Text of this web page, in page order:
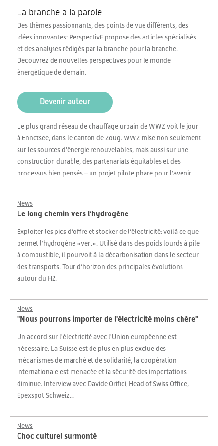
La branche a la parole
Des thèmes passionnants, des points de vue différents, des
idées innovantes: PerspectivE propose des articles spécialisés
et des analyses rédigés par la branche pour la branche.
Découvrez de nouvelles perspectives pour le monde
énergétique de demain.
Devenir auteur
Le plus grand réseau de chauffage urbain de WWZ voit le jour
à Ennetsee, dans le canton de Zoug. WWZ mise non seulement
sur les sources d'énergie renouvelables, mais aussi sur une
construction durable, des partenariats équitables et des
processus bien pensés – un projet pilote phare pour l'avenir...
News
Le long chemin vers l’hydrogène
Exploiter les pics d’offre et stocker de l’électricité: voilà ce que
permet l’hydrogène «vert». Utilisé dans des poids lourds à pile
à combustible, il pourvoit à la décarbonisation dans le secteur
des transports. Tour d’horizon des principales évolutions
autour du H2.
News
"Nous pourrons importer de l'électricité moins chère"
Un accord sur l'électricité avec l'Union européenne est
nécessaire. La Suisse est de plus en plus exclue des
mécanismes de marché et de solidarité, la coopération
internationale est menacée et la sécurité des importations
diminue. Interview avec Davide Orifici, Head of Swiss Office,
Epexspot Schweiz...
News
Choc culturel surmonté